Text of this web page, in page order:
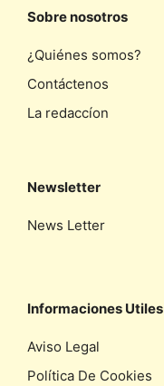
Sobre nosotros
¿Quiénes somos?
Contáctenos
La redaccíon
Newsletter
News Letter
Informaciones Utiles
Aviso Legal
Política De Cookies